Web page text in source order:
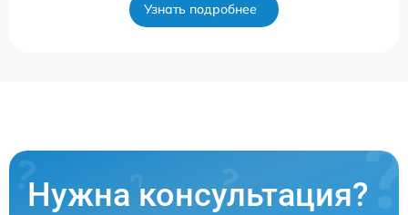
Узнать подробнее
Нужна консультация?